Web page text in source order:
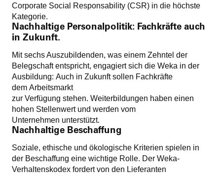
Corporate Social Responsability (CSR) in die höchste
Kategorie.
Nachhaltige Personalpolitik: Fachkräfte auch
in Zukunft.
Mit sechs Auszubildenden, was einem Zehntel der
Belegschaft entspricht, engagiert sich die Weka in der
Ausbildung: Auch in Zukunft sollen Fachkräfte
dem Arbeitsmarkt
zur Verfügung stehen. Weiterbildungen haben einen
hohen Stellenwert und werden vom
Unternehmen unterstützt.
Nachhaltige Beschaffung
Soziale, ethische und ökologische Kriterien spielen in
der Beschaffung eine wichtige Rolle. Der Weka-
Verhaltenskodex fordert von den Lieferanten